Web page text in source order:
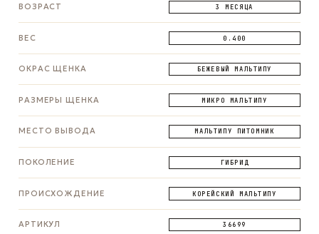
ВОЗРАСТ 3 МЕСЯЦА
ВЕС 0.400
ОКРАС ЩЕНКА БЕЖЕВЫЙ МАЛЬТИПУ
РАЗМЕРЫ ЩЕНКА МИКРО МАЛЬТИПУ
МЕСТО ВЫВОДА МАЛЬТИПУ ПИТОМНИК
ПОКОЛЕНИЕ ГИБРИД
ПРОИСХОЖДЕНИЕ КОРЕЙСКИЙ МАЛЬТИПУ
АРТИКУЛ 36699